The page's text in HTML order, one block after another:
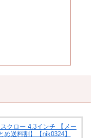
クロー 4.3インチ 【メー
め送料割】【nik0324】